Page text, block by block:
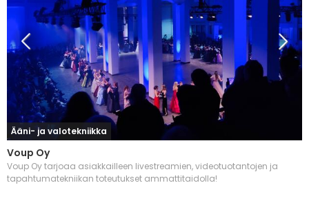
Ääni- ja valotekniikka
Voup Oy
Voup Oy tarjoaa asiakkailleen livestreamien, videotuotantojen ja
tapahtumatekniikan toteutukset ammattitaidolla!